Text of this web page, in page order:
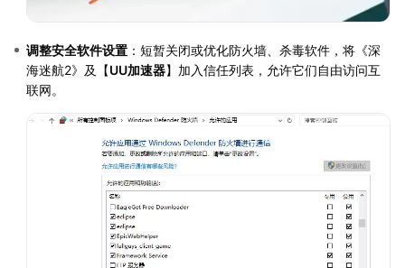
调整安全软件设置 ：短暂关闭或优化防火墙、杀毒软件，将《深
海迷航2》及【UU加速器】加入信任列表，允许它们自由访问互
联网。